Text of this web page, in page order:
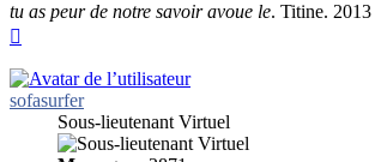
tu as peur de notre savoir avoue le. Titine. 2013
sofasurfer
Sous-lieutenant Virtuel